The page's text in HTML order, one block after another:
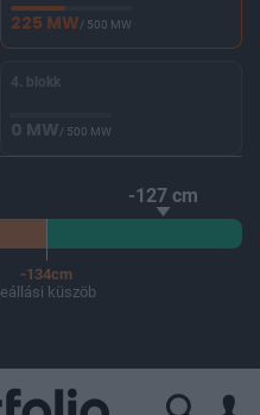
225 MW/ 500 MW
4. blokk
0 MW/ 500 MW
-127 cm
-134cm
leállási küszöb